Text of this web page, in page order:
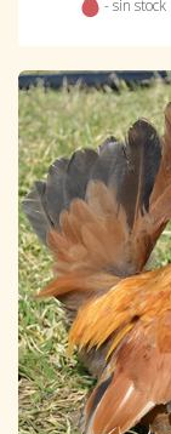
- sin stock